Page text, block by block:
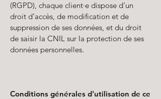
(RGPD), chaque client·e dispose d’un
droit d’accès, de modification et de
suppression de ses données, et du droit
de saisir la CNIL sur la protection de ses
données personnelles.
Conditions générales d'utilisation de ce